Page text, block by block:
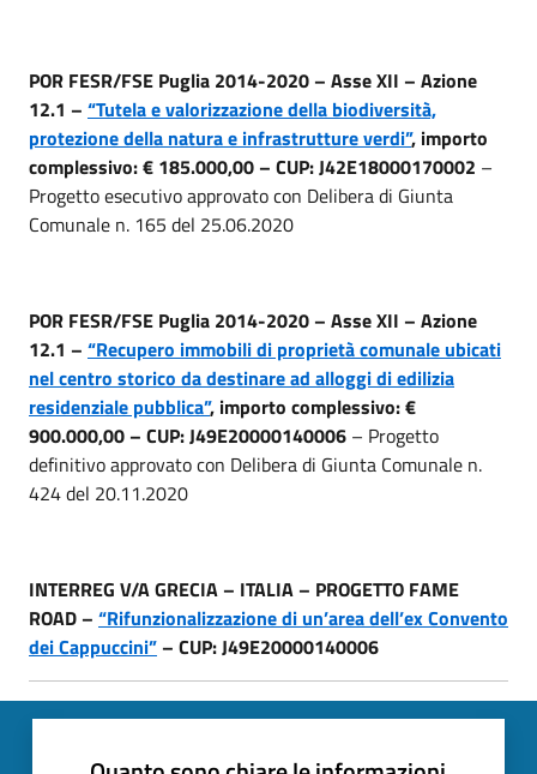
POR FESR/FSE Puglia 2014-2020 – Asse XII – Azione
12.1 – “Tutela e valorizzazione della biodiversità,
protezione della natura e infrastrutture verdi”, importo
complessivo: € 185.000,00 – CUP: J42E18000170002 –
Progetto esecutivo approvato con Delibera di Giunta
Comunale n. 165 del 25.06.2020
POR FESR/FSE Puglia 2014-2020 – Asse XII – Azione
12.1 – “Recupero immobili di proprietà comunale ubicati
nel centro storico da destinare ad alloggi di edilizia
residenziale pubblica”, importo complessivo: €
900.000,00 – CUP: J49E20000140006 – Progetto
definitivo approvato con Delibera di Giunta Comunale n.
424 del 20.11.2020
INTERREG V/A GRECIA – ITALIA – PROGETTO FAME
ROAD – “Rifunzionalizzazione di un’area dell’ex Convento
dei Cappuccini” – CUP: J49E20000140006